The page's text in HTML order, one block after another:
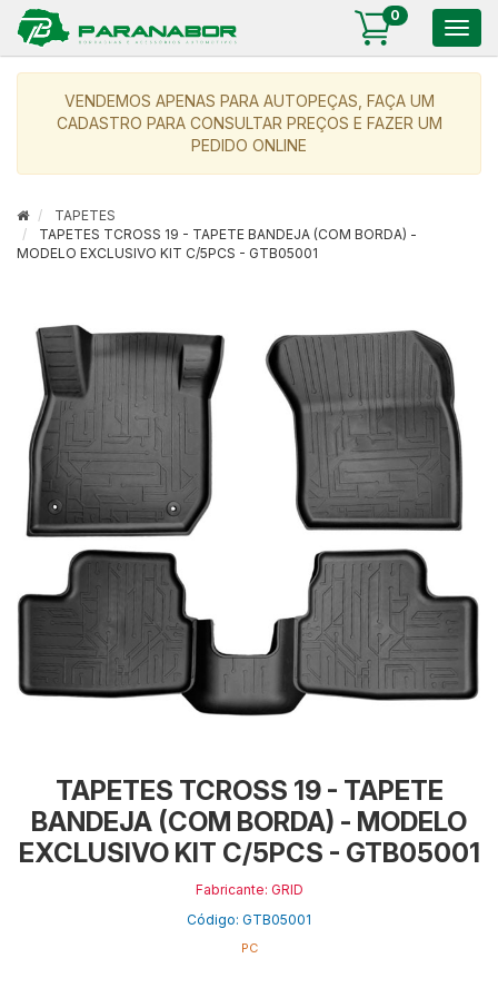
0
VENDEMOS APENAS PARA AUTOPEÇAS, FAÇA UM
CADASTRO PARA CONSULTAR PREÇOS E FAZER UM
PEDIDO ONLINE
TAPETES
TAPETES TCROSS 19 - TAPETE BANDEJA (COM BORDA) -
MODELO EXCLUSIVO KIT C/5PCS - GTB05001
TAPETES TCROSS 19 - TAPETE
BANDEJA (COM BORDA) - MODELO
EXCLUSIVO KIT C/5PCS - GTB05001
Fabricante: GRID
Código: GTB05001
PC